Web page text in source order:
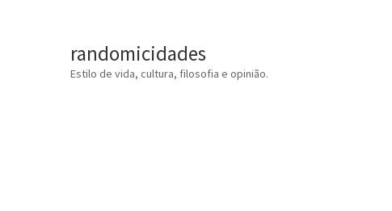
randomicidades
Estilo de vida, cultura, filosofia e opinião.